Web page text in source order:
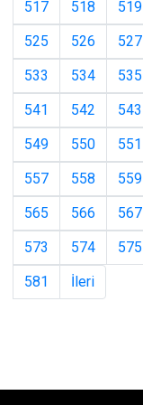
517 518 519
525
526 527
533
534 535
541
542 543
549
550 551
557
558 559
565
566 567
573
574 575
581
İleri